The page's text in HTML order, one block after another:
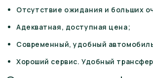
Отсутствие ожидания и больших
Адекватная, доступная цена;
Современный, удобный
Хороший сервис. Удобный